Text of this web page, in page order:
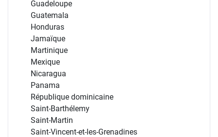
Guadeloupe
Guatemala
Honduras
Jamaïque
Martinique
Mexique
Nicaragua
Panama
République dominicaine
Saint-Barthélemy
Saint-Martin
Saint-Vincent-et-les-Grenadines